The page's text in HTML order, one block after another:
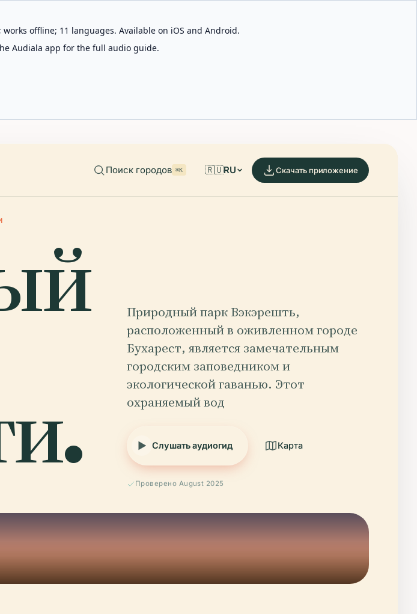
offline; 11 languages. Available on iOS and Android.
Audiala app for the full audio guide.
Поиск городов ⌘K 🇷🇺RU Скачать приложение
Природный парк Вэкэрешть,
расположенный в оживленном городе
Бухарест, является замечательным
городским заповедником и
экологической гаванью. Этот
охраняемый вод
Слушать аудиогид Карта
Проверено August 2025